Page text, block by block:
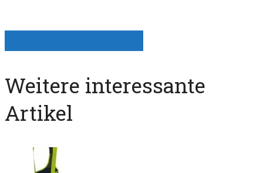
Weitere interessante
Artikel